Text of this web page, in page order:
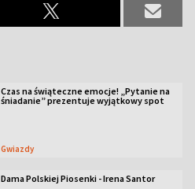
Czas na świąteczne emocje! „Pytanie na
śniadanie” prezentuje wyjątkowy spot
Gwiazdy
Dama Polskiej Piosenki - Irena Santor